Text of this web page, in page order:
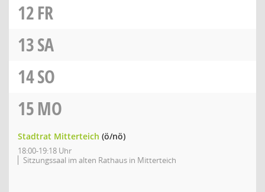
12FR
13SA
14SO
15MO
Stadtrat Mitterteich (ö/nö)
18:00-19:18 Uhr
Sitzungssaal im alten Rathaus in Mitterteich